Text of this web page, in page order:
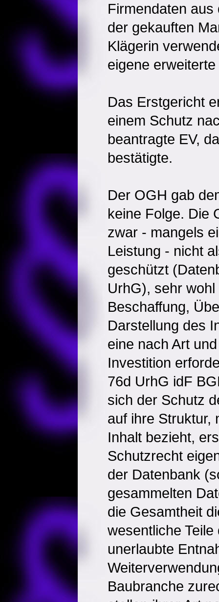
Firmendaten
der gekauften
Klägerin
eigene
Das Erstgericht
einem Schutz
beantragte EV,
bestätigte.
Der OGH gab
keine Folge. Die
zwar - mangels
Leistung - nicht
geschützt
UrhG), sehr
Beschaffung,
Darstellung des
eine nach Art
Investition
76d UrhG idF
sich der Schutz
auf ihre Struktur,
Inhalt bezieht,
Schutzrecht
der Datenbank
gesammelten
die Gesamtheit
wesentliche
unerlaubte
Baubranche